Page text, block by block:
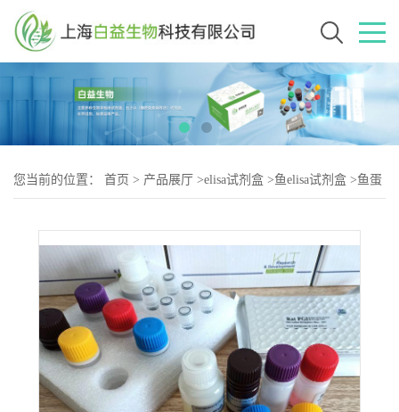
您当前的位置： 首页 > 产品展厅 >elisa试剂盒 >鱼elisa试剂盒 >鱼蛋